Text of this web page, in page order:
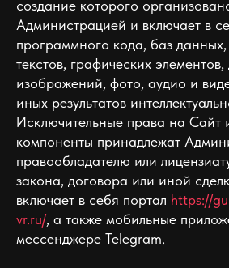
создание которого
Администрацией и включает в
программного кода, баз
текстов, графических
изображений, фото, аудио и
иных результатов
Исключительные права на Сайт
компоненты принадлежат
правообладателю или
закона, договора или иной
включает в себя портал https://
vr.ru/, а также мобильные
мессенджере Telegram.